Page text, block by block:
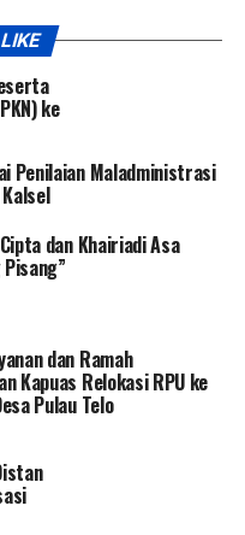
ke
Penilaian Maladministrasi
dan Khairiadi Asa
dan Ramah
Kapuas Relokasi RPU ke
Pulau Telo